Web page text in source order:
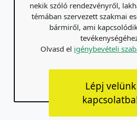
nekik szóló rendezvényről,
témában szervezett szakmai
bármiről, ami
Olvasd el igénybevételi
Lépj velünk